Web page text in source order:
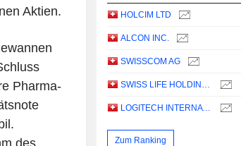
Aktien.
Pharma-
des
HOLCIM LTD
ALCON INC.
SWISSCOM AG
SWISS LIFE HOLDING AG
LOGITECH INTERNATIONAL S.A.
Zum Ranking